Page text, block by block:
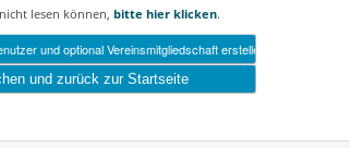
lesen können, bitte hier klicken.
und zurück zur Startseite